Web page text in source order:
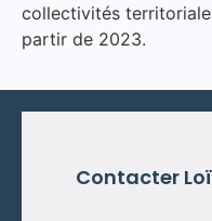
collectivités
partir de 2023.
Contacter